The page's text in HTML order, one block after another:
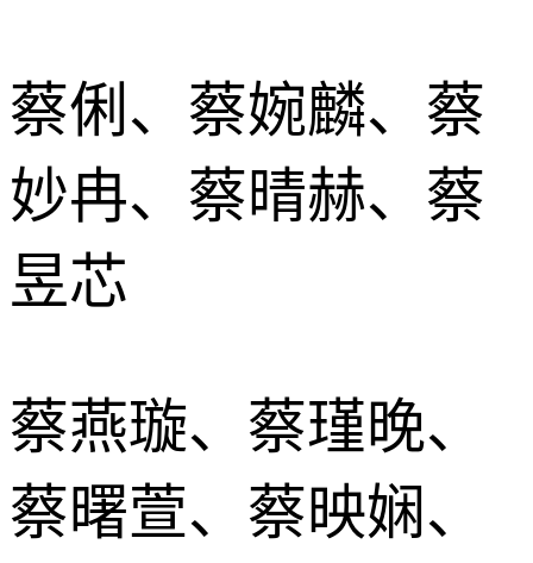
蔡俐、蔡婉麟、蔡
妙冉、蔡晴赫、蔡
昱芯
蔡燕璇、蔡瑾晚、
蔡曙萱、蔡映娴、